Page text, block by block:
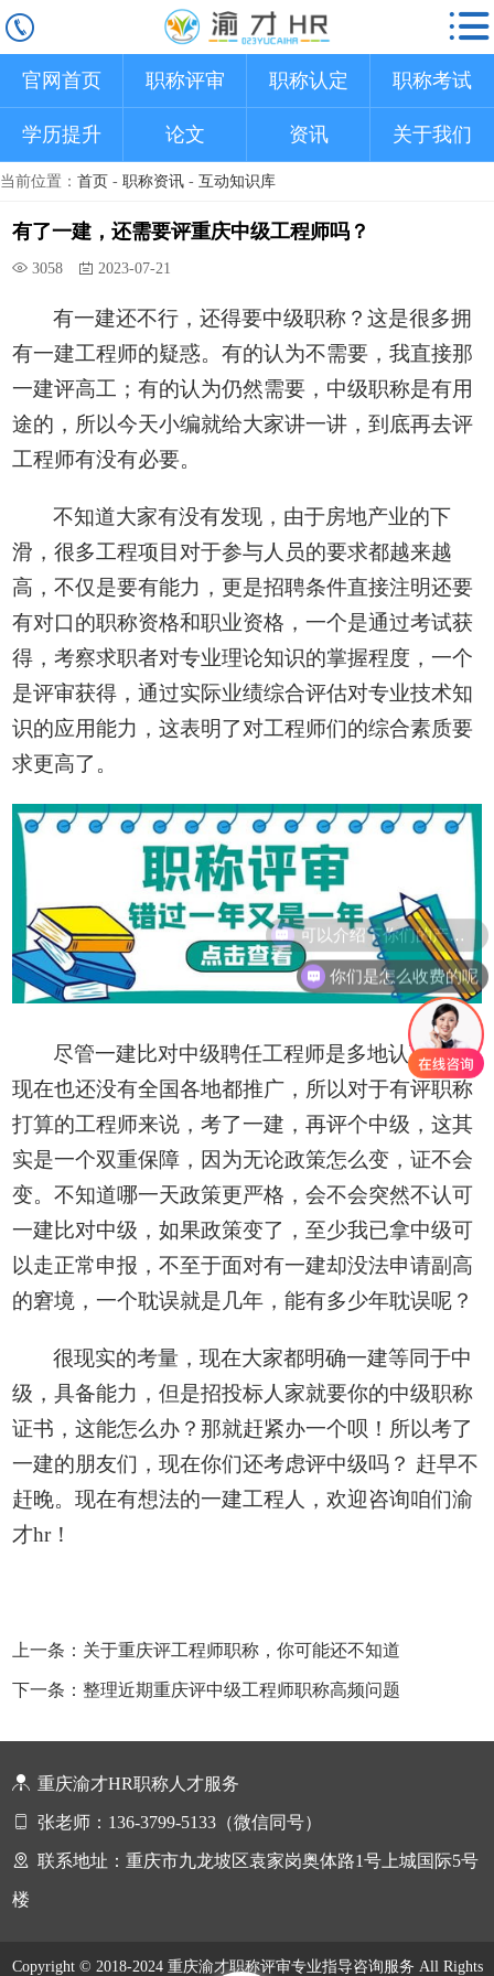
官网首页 职称评审 职称认定 职称考试
学历提升 论文 资讯 关于我们
当前位置： 首页 - 职称资讯 - 互动知识库
有了一建，还需要评重庆中级工程师吗？
3058 2023-07-21
有一建还不行，还得要中级职称 ？这是很多拥
有一建工程师的疑惑。有的认为不需要，我直接那
一建评高工；有的认为仍然需要，中级职称是有用
途的，所以今天小编就给大家讲一讲，到底再去评
工程师有没有必要。
不知道大家有没有发现， 由于房地产业的下
滑，很多工程项目对于参与人员的要求都越来越
高，不仅是要有能力，更是招聘条件直接注明还要
有对口的职称资格和职业资格 ，一个是通过考试获
得，考察求职者对专业理论知识的掌握程度，一个
是评审获得，通过实际业绩综合评估对专业技术知
识的应用能力 ，这表明了对工程师们的综合素质要
求更高了 。
尽管一建比对中级聘任工程师是多地认可，但
现在也还没有全国各地都推广，所以对于有评职称
打算的工程师来说，考了一建，再评个中级，这其
实是一个双重保障， 因为无论政策怎么变，证不会
变。不知道哪一天政策更严格，会不会突然不认可
一建比对中级，如果政策变了，至少我已拿中级可
以走正常申报，不至于面对有一建却没法申请副高
的窘境，一个耽误就是几年，能有多少年耽误呢？
很现实的考量，现在大家都明确一建等同于中
级 ，具备能力，但是招投标人家就要你的中级职称
证书 ，这能怎么办 ？那就赶紧办一个呗！ 所以考了
一建的朋友们，现在你们还考虑评中级吗 ？ 赶早不
赶晚。现在有想法的一建工程人，欢迎咨询咱们渝
才hr！
上一条：关于重庆评工程师职称，你可能还不知道
下一条：整理近期重庆评中级工程师职称高频问题
重庆渝才HR职称人才服务
张老师：136-3799-5133（微信同号）
联系地址：重庆市九龙坡区袁家岗奥体路1号上城国际5号
楼
Copyright © 2018-2024 重庆渝才职称评审专业指导咨询服务 All Rights
可以介绍下你们的产品么
你们是怎么收费的呢